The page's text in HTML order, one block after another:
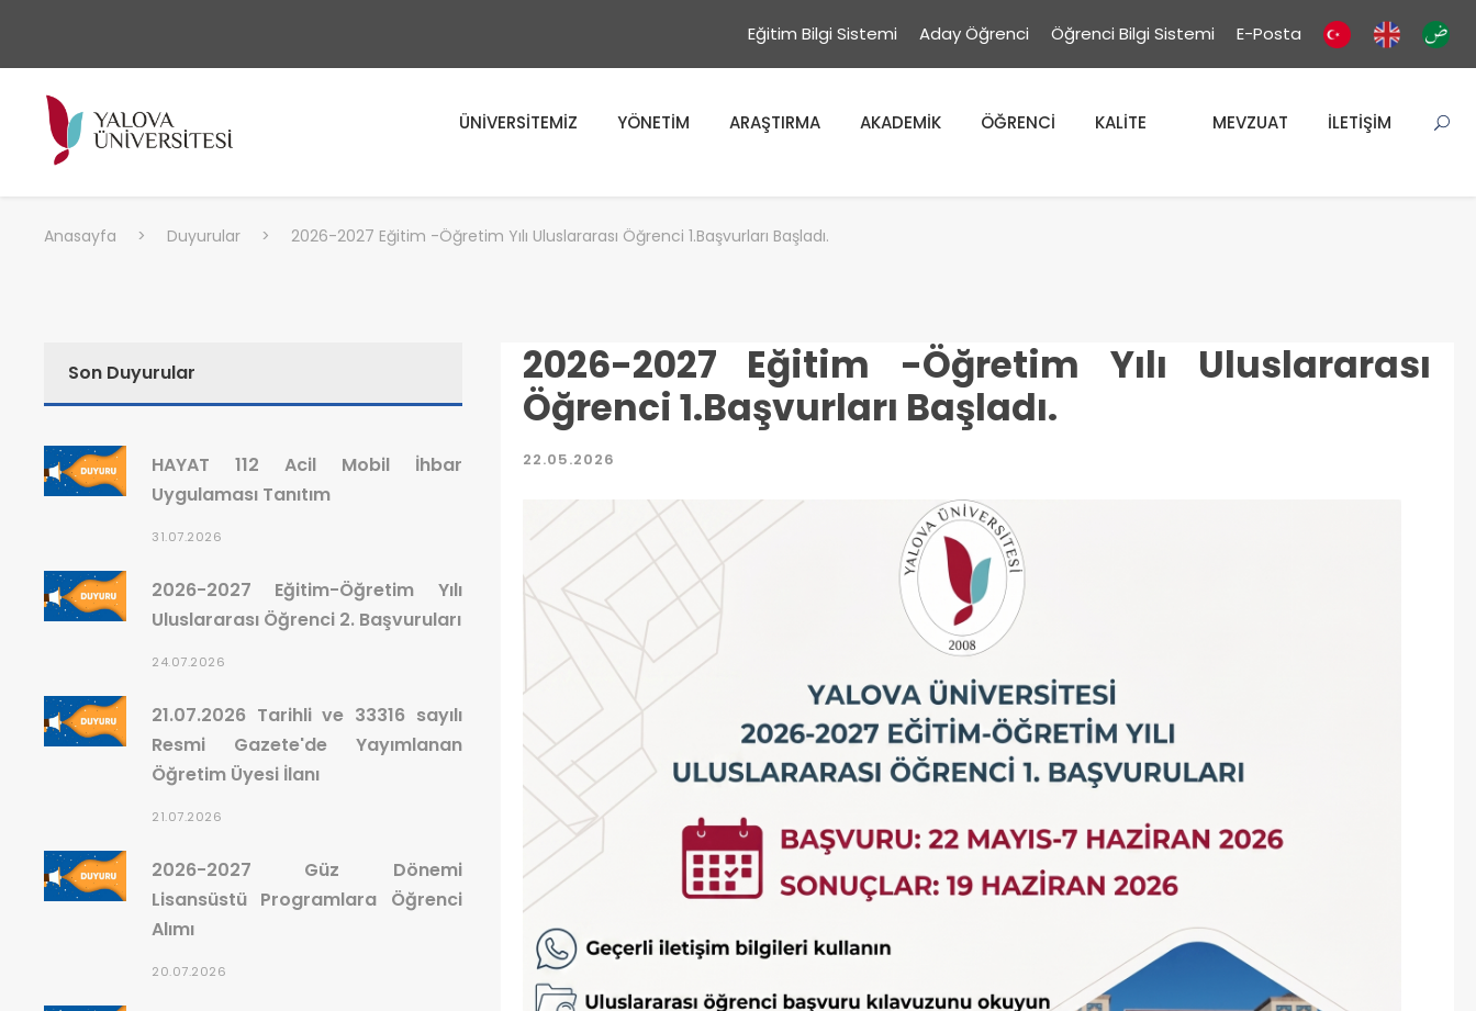
Eğitim Bilgi Sistemi Aday Öğrenci Öğrenci Bilgi Sistemi E-Posta
ÜNİVERSİTEMİZ YÖNETİM ARAŞTIRMA AKADEMİK ÖĞRENCİ KALİTE MEVZUAT İLETİŞİM
Anasayfa > Duyurular > 2026-2027 Eğitim -Öğretim Yılı Uluslararası Öğrenci 1.Başvurları Başladı.
2026-2027 Eğitim -Öğretim Yılı Uluslararası
Öğrenci 1.Başvurları Başladı.
22.05.2026
Son Duyurular
HAYAT 112 Acil Mobil İhbar
Uygulaması Tanıtım
31.07.2026
2026-2027 Eğitim-Öğretim Yılı
Uluslararası Öğrenci 2. Başvuruları
24.07.2026
21.07.2026 Tarihli ve 33316 sayılı
Resmi Gazete'de Yayımlanan
Öğretim Üyesi İlanı
21.07.2026
2026-2027 Güz Dönemi
Lisansüstü Programlara Öğrenci
Alımı
20.07.2026